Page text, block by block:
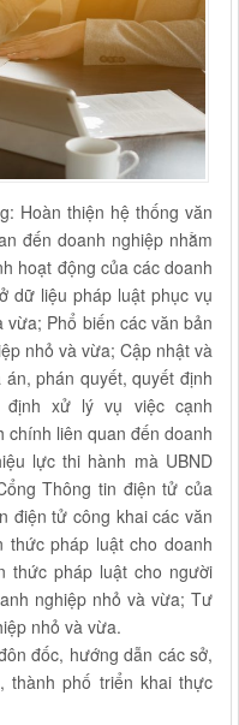
Hoàn thiện hệ thống văn
đến doanh nghiệp nhằm
hoạt động của các doanh
dữ liệu pháp luật phục vụ
Phổ biến các văn bản
nhỏ và vừa; Cập nhật và
phán quyết, quyết định
định xử lý vụ việc cạnh
chính liên quan đến doanh
lực thi hành mà UBND
Thông tin điện tử của
điện tử công khai các văn
thức pháp luật cho doanh
thức pháp luật cho người
nghiệp nhỏ và vừa; Tư
nhỏ và vừa.
đốc, hướng dẫn các sở,
thành phố triển khai thực